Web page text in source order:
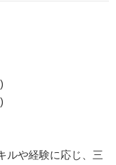
ルや経験に応じ、三